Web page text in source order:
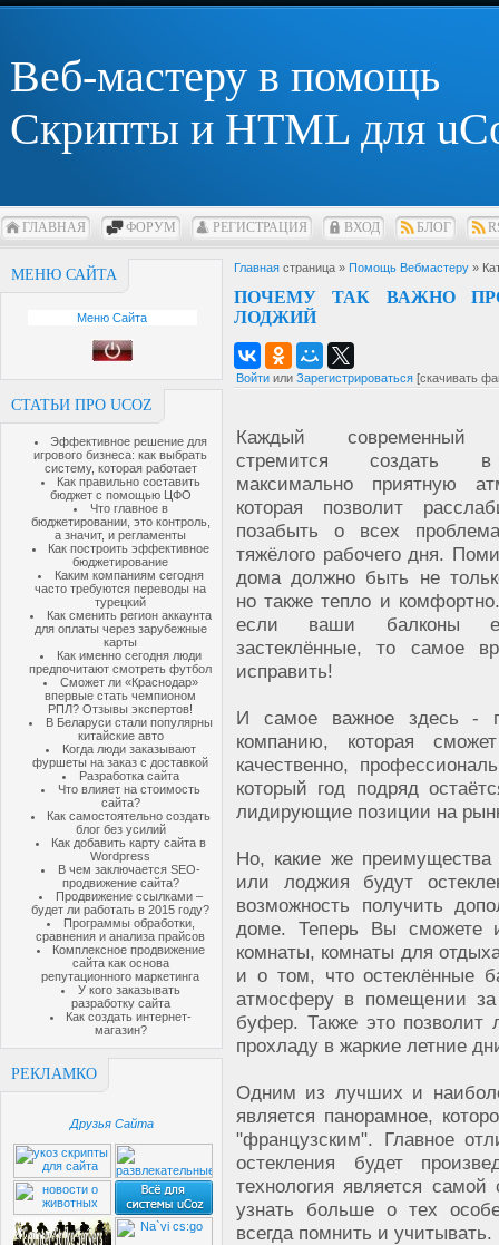
Веб-мастеру в помощь
Скрипты и HTML для
ГЛАВНАЯ ФОРУМ РЕГИСТРАЦИЯ ВХОД БЛОГ
МЕНЮ САЙТА
Меню Сайта
СТАТЬИ ПРО UCOZ
Эффективное решение для
игрового бизнеса: как выбрать
систему, которая работает
Как правильно составить
бюджет с помощью ЦФО
Что главное в
бюджетировании, это контроль,
а значит, и регламенты
Как построить эффективное
бюджетирование
Каким компаниям сегодня
часто требуются переводы на
турецкий
Как сменить регион аккаунта
для оплаты через зарубежные
карты
Как именно сегодня люди
предпочитают смотреть футбол
Сможет ли «Краснодар»
впервые стать чемпионом
РПЛ? Отзывы экспертов!
В Беларуси стали популярны
китайские авто
Когда люди заказывают
фуршеты на заказ с доставкой
Разработка сайта
Что влияет на стоимость
сайта?
Как самостоятельно создать
блог без усилий
Как добавить карту сайта в
Wordpress
В чем заключается SEO-
продвижение сайта?
Продвижение ссылками –
будет ли работать в 2015 году?
Программы обработки,
сравнения и анализа прайсов
Комплексное продвижение
сайта как основа
репутационного маркетинга
У кого заказывать
разработку сайта
Как создать интернет-
магазин?
РЕКЛАМКО
Друзья Сайта
Главная страница » Помощь Вебмастеру »
ПОЧЕМУ ТАК ВАЖНО
ЛОДЖИЙ
Войти или Зарегистрироваться [скачивать
Каждый современный
стремится создать
максимально приятную
которая позволит
позабыть о всех
тяжёлого рабочего дня.
дома должно быть не
но также тепло и
если ваши балконы
застеклённые, то самое
исправить!
И самое важное здесь -
компанию, которая
качественно,
который год подряд
лидирующие позиции на
Но, какие же
или лоджия будут
возможность получить
доме. Теперь Вы сможете
комнаты, комнаты для
и о том, что остеклённые
атмосферу в помещении
буфер. Также это позволит
прохладу в жаркие летние
Одним из лучших и
является панорамное,
"французским". Главное
остекления будет
технология является
узнать больше о тех
всегда помнить и учитывать.